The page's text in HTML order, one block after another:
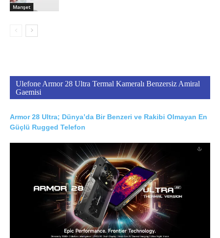
Manşet
Ulefone Armor 28 Ultra Termal Kameralı Benzersiz Amiral
Gaemisi
Armor 28 Ultra; Dünya’da Bir Benzeri ve Rakibi Olmayan En
Güçlü Rugged Telefon